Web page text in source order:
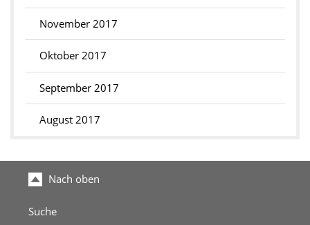
November 2017
Oktober 2017
September 2017
August 2017
Nach oben
Suche